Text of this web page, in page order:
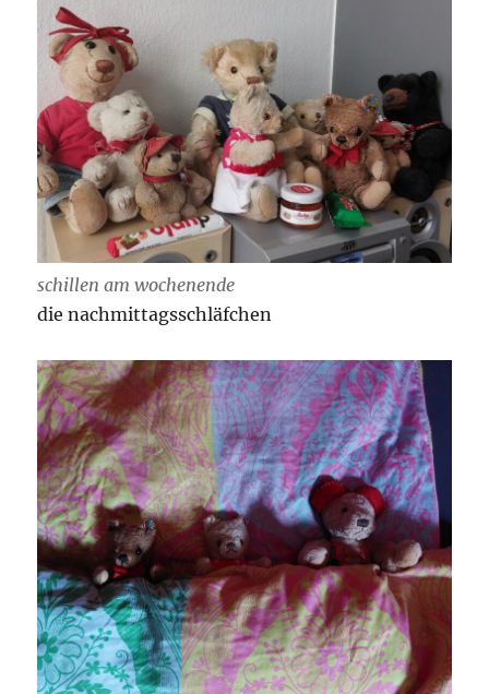
schillen am wochenende
die nachmittagsschläfchen